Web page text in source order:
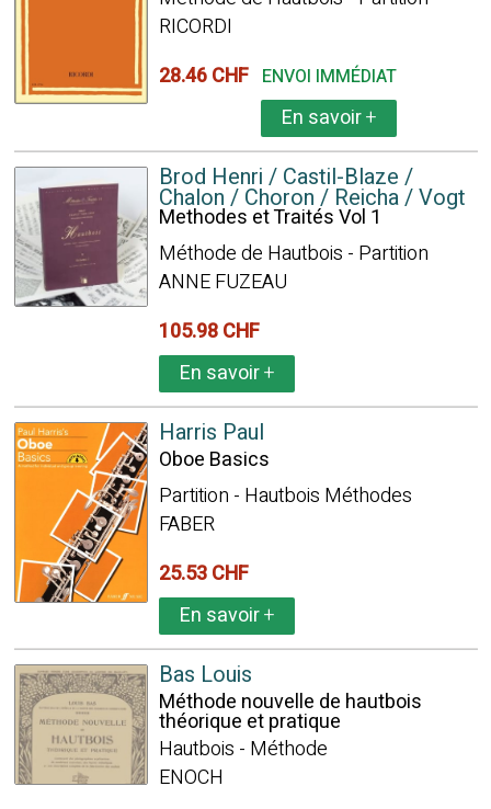
RICORDI
28.46 CHF ENVOI IMMÉDIAT
En savoir+
Brod Henri / Castil-Blaze /
Chalon / Choron / Reicha / Vogt
Methodes et Traités Vol 1
Méthode de Hautbois - Partition
ANNE FUZEAU
105.98 CHF
En savoir+
Harris Paul
Oboe Basics
Partition - Hautbois Méthodes
FABER
25.53 CHF
En savoir+
Bas Louis
Méthode nouvelle de hautbois
théorique et pratique
Hautbois - Méthode
ENOCH